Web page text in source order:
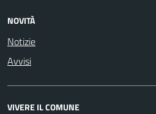
NOVITÀ
Notizie
Avvisi
VIVERE IL COMUNE